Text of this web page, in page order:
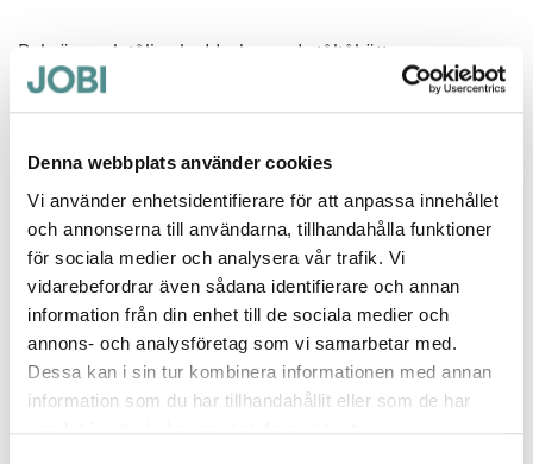
Denna webbplats använder cookies
Vi använder enhetsidentifierare för att anpassa innehållet
och annonserna till användarna, tillhandahålla funktioner
för sociala medier och analysera vår trafik. Vi
vidarebefordrar även sådana identifierare och annan
information från din enhet till de sociala medier och
annons- och analysföretag som vi samarbetar med.
Dessa kan i sin tur kombinera informationen med annan
information som du har tillhandahållit eller som de har
Bekväm och tålig skyddssko med ståltåhätta.
Pris exkl.moms: 748,80
Jag rekommenderar Jobi för
kvalitet, utbud, design och de
jättesköna sulorna.